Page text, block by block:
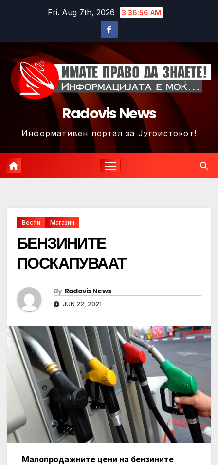
Fri. Aug 7th, 2026 3:36:59 AM
Radovis News
Информативен портал за Југоистокот!
Вести Магазин
БЕНЗИНИТЕ
ПОСКАПУВААТ
By Radovis News
JUN 22, 2021
Малопродажните цени на бензините